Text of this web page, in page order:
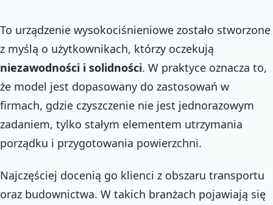
To urządzenie wysokociśnieniowe zostało stworzone
z myślą o użytkownikach, którzy oczekują
niezawodności i solidności. W praktyce oznacza to,
że model jest dopasowany do zastosowań w
firmach, gdzie czyszczenie nie jest jednorazowym
zadaniem, tylko stałym elementem utrzymania
porządku i przygotowania powierzchni.
Najczęściej docenią go klienci z obszaru transportu
oraz budownictwa. W takich branżach pojawiają się